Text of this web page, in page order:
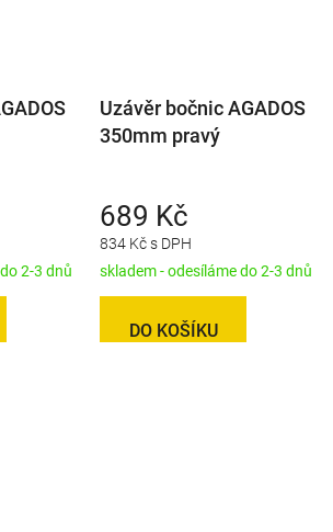
2-3 dnů
Uzávěr bočnic AGADOS
350mm pravý
834 Kč s DPH
689 Kč
skladem - odesíláme do 2-3 dnů
DO KOŠÍKU